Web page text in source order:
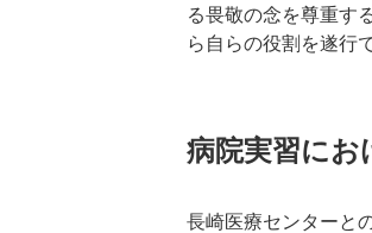
る畏敬の念を尊重す
ら自らの役割を遂行
病院実習にお
長崎医療センターと